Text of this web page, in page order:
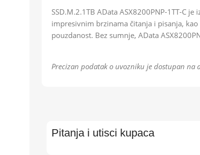
SSD.M.2.1TB AData ASX8200PNP-1TT-C
impresivnim brzinama čitanja i pisanja,
pouzdanost. Bez sumnje, AData
Precizan podatak o uvozniku je dostupan na
Pitanja i utisci kupaca